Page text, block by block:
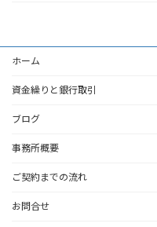
ホーム
資金繰りと銀行取引
ブログ
事務所概要
ご契約までの流れ
お問合せ